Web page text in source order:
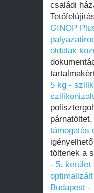
családi
GINOP
oldalak
5 kg -
támogatás
töltenek a
- 5. kerület
Budapest